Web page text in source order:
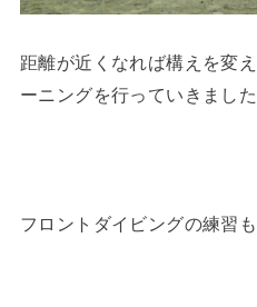
距離が近くなれば構えを変
ーニングを行っていきました
フロントダイビングの練習